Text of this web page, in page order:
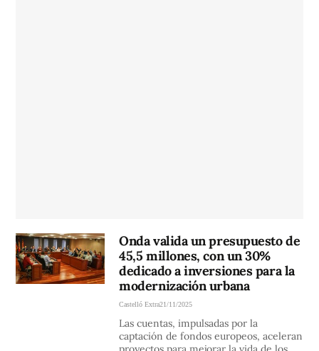
Onda valida un presupuesto de
45,5 millones, con un 30%
dedicado a inversiones para la
modernización urbana
Castelló Extra21/11/2025
Las cuentas, impulsadas por la
captación de fondos europeos, aceleran